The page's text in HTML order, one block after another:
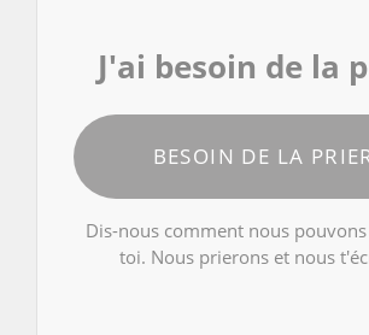
J'ai besoin de la
BESOIN DE LA
Dis-nous comment nous
toi. Nous prierons et nous